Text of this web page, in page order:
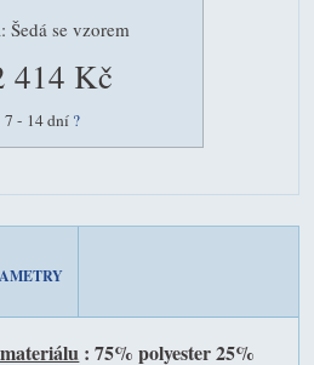
Šedá se vzorem
414 Kč
7 - 14 dní ?
: 75% polyester 25%